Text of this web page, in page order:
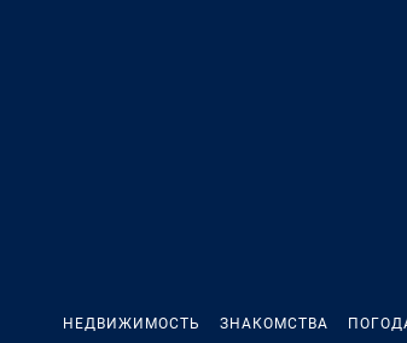
НЕДВИЖИМОСТЬ ЗНАКОМСТВА